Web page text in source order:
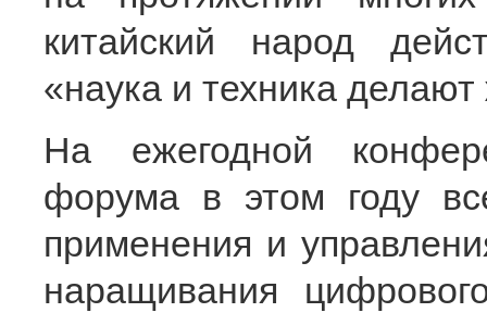
китайский народ
«наука и техника
На ежегодной
форума в этом году
применения и
наращивания